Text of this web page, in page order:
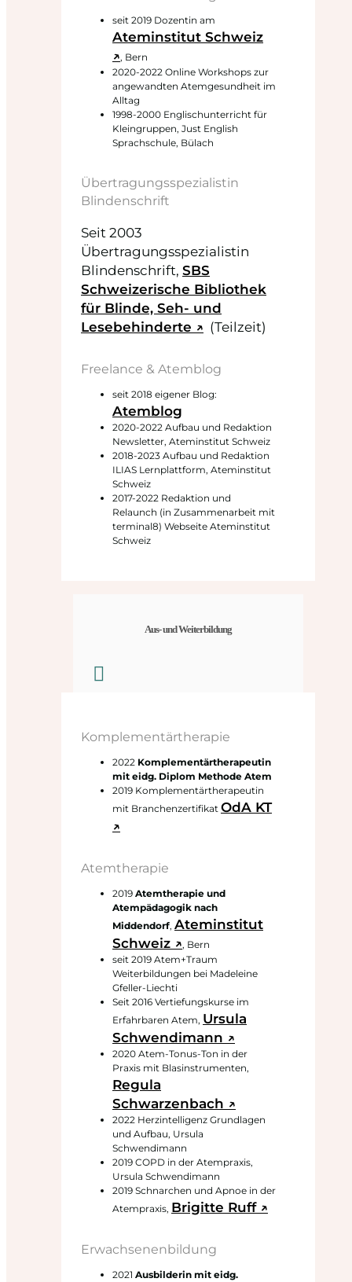
seit 2019 Dozentin am
Ateminstitut Schweiz
↗, Bern
2020-2022 Online Workshops zur
angewandten Atemgesundheit im
Alltag
1998-2000 Englischunterricht für
Kleingruppen, Just English
Sprachschule, Bülach
Übertragungsspezialistin
Blindenschrift
Seit 2003
Übertragungsspezialistin
Blindenschrift, SBS
Schweizerische Bibliothek
für Blinde, Seh- und
Lesebehinderte ↗ (Teilzeit)
Freelance & Atemblog
seit 2018 eigener Blog:
Atemblog
2020-2022 Aufbau und Redaktion
Newsletter, Ateminstitut Schweiz
2018-2023 Aufbau und Redaktion
ILIAS Lernplattform, Ateminstitut
Schweiz
2017-2022 Redaktion und
Relaunch (in Zusammenarbeit mit
terminal8) Webseite Ateminstitut
Schweiz
Aus- und Weiterbildung
Komplementärtherapie
2022 Komplementärtherapeutin
mit eidg. Diplom Methode Atem
2019 Komplementärtherapeutin
mit Branchenzertifikat OdA KT
↗
Atemtherapie
2019 Atemtherapie und
Atempädagogik nach
Middendorf, Ateminstitut
Schweiz ↗, Bern
seit 2019 Atem+Traum
Weiterbildungen bei Madeleine
Gfeller-Liechti
Seit 2016 Vertiefungskurse im
Erfahrbaren Atem, Ursula
Schwendimann ↗
2020 Atem-Tonus-Ton in der
Praxis mit Blasinstrumenten,
Regula
Schwarzenbach ↗
2022 Herzintelligenz Grundlagen
und Aufbau, Ursula
Schwendimann
2019 COPD in der Atempraxis,
Ursula Schwendimann
2019 Schnarchen und Apnoe in der
Atempraxis, Brigitte Ruff ↗
Erwachsenenbildung
2021 Ausbilderin mit eidg.